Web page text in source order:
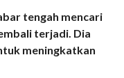
tengah mencari
terjadi. Dia
meningkatkan